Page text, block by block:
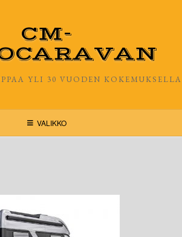
CM-
YLI 30 VUODEN KOKEMUKSELLA
VALIKKO